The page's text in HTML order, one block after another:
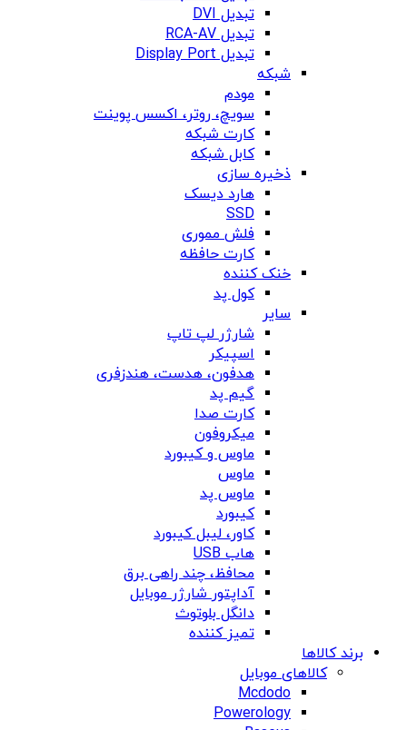
تبدیل DVI
تبدیل RCA-AV
تبدیل Display Port
شبکه
مودم
سویچ، روتر، اکسس پوینت
کارت شبکه
کابل شبکه
ذخیره سازی
هارد دیسک
SSD
فلش مموری
کارت حافظه
خنک کننده
کول پد
سایر
شارژر لپ تاپ
اسپیکر
هدفون، هدست، هندزفری
گیم پد
کارت صدا
میکروفون
ماوس و کیبورد
ماوس
ماوس پد
کیبورد
کاور، لیبل کیبورد
هاب USB
محافظ، چند راهی برق
آداپتور شارژر موبایل
دانگل بلوتوث
تمیز کننده
برند کالاها
کالاهای موبایل
Mcdodo
Powerology